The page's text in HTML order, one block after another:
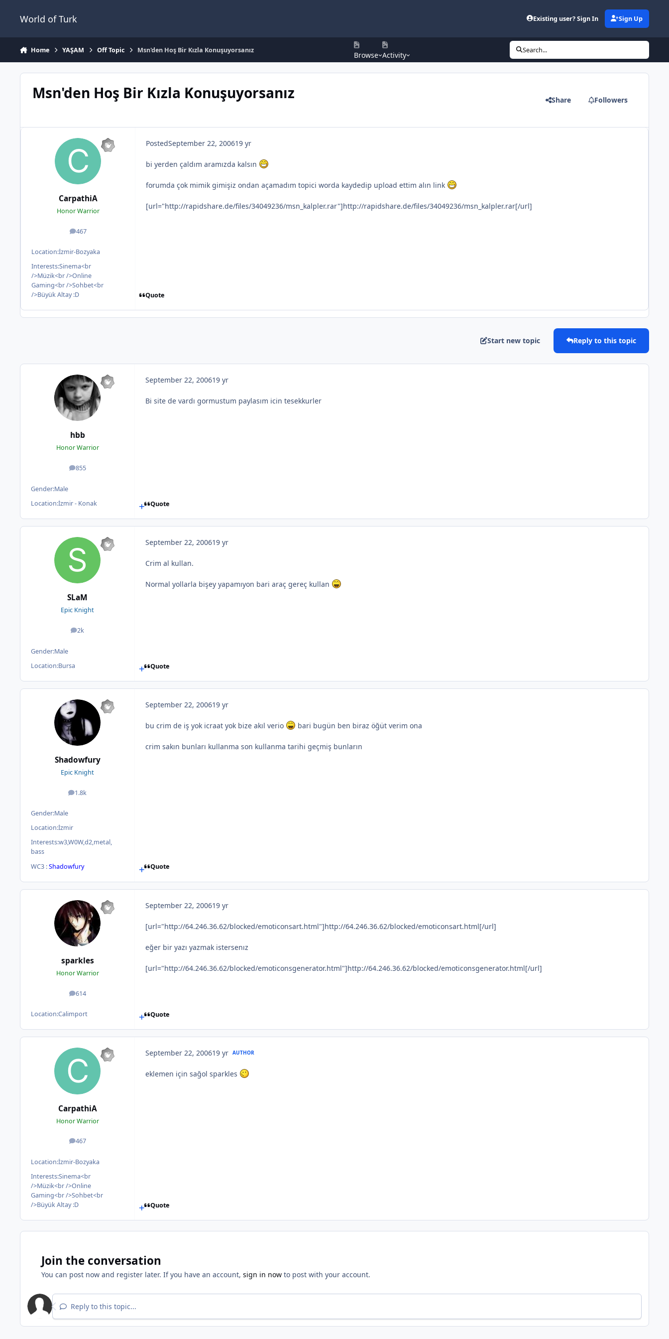
World of Turk Existing user? Sign In Sign Up
Home YAŞAM Off Topic Msn'den Hoş Bir Kızla Konuşuyorsanız
Browse Activity
Search...
Msn'den Hoş Bir Kızla Konuşuyorsanız Share Followers
CarpathiA
Honor Warrior
467
posts
Location:İzmir-Bozyaka
Interests:Sinema<br
/>Müzik<br />Online
Gaming<br />Sohbet<br
/>Büyük Altay :D
PostedSeptember 22, 200619 yr
bi yerden çaldım aramızda kalsın
forumda çok mimik gimişiz ondan açamadım topici worda kaydedip upload ettim alın link
[url="http://rapidshare.de/files/34049236/msn_kalpler.rar"]http://rapidshare.de/files/34049236/msn_kalpler.rar[/url]
Quote
Start new topic Reply to this topic
hbb
Honor Warrior
855
posts
Gender:Male
Location:İzmir - Konak
September 22, 200619 yr
Bi site de vardı gormustum paylasım icin tesekkurler
Quote
SLaM
Epic Knight
2k
posts
Gender:Male
Location:Bursa
September 22, 200619 yr
Crim al kullan.
Normal yollarla bişey yapamıyon bari araç gereç kullan
Quote
Shadowfury
Epic Knight
1.8k
posts
Gender:Male
Location:İzmir
Interests:w3,W0W,d2,metal,
bass
WC3 :Shadowfury
September 22, 200619 yr
bu crim de iş yok icraat yok bize akıl verio bari bugün ben biraz öğüt verim ona
crim sakın bunları kullanma son kullanma tarihi geçmiş bunların
Quote
sparkles
Honor Warrior
614
posts
Location:Calimport
September 22, 200619 yr
[url="http://64.246.36.62/blocked/emoticonsart.html"]http://64.246.36.62/blocked/emoticonsart.html[/url]
eğer bir yazı yazmak istersenız
[url="http://64.246.36.62/blocked/emoticonsgenerator.html"]http://64.246.36.62/blocked/emoticonsgenerator.html[/url]
Quote
CarpathiA
Honor Warrior
467
posts
Location:İzmir-Bozyaka
Interests:Sinema<br
/>Müzik<br />Online
Gaming<br />Sohbet<br
/>Büyük Altay :D
September 22, 200619 yr AUTHOR
eklemen için sağol sparkles
Quote
Join the conversation
You can post now and register later. If you have an account, sign in now to post with your account.
Reply to this topic...